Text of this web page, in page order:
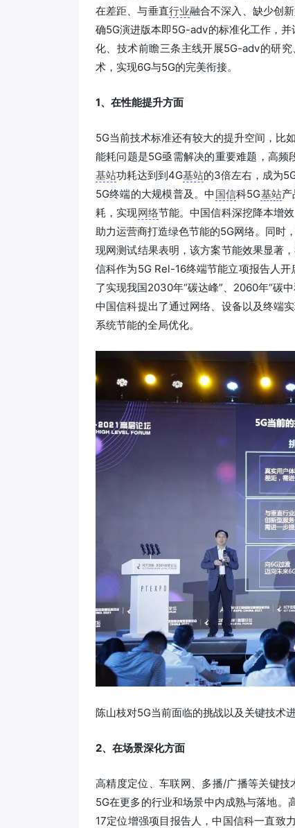
在差距、与垂直行业融合不深入、缺少创
确5G演进版本即5G-adv的标准化工作，
化、技术前瞻三条主线开展5G-adv的研
术，实现6G与5G的完美衔接。
1、在性能提升方面
5G当前技术标准还有较大的提升空间，比
能耗问题是5G亟需解决的重要难题，高
基站功耗达到到4G基站的3倍左右，成为
5G终端的大规模普及。中 国信科5G基站
耗，实现网络节能。中国信科深挖降本增
助力运营商打造绿色节能的5G网络。同时
现网测试结果表明，该方案节能效果显著
信科作为5G Rel-16终端节能立项报告人
了实现我国2030年“碳达峰”、2060年“碳
中国信科提出了通过网络、设备以及终端
系统节能的全局优化。
陈山枝对5G当前面临的挑战以及关键技术
2、在场景深化方面
高精度定位、车联网、多播/广播等关键
5G在更多的行业和场景中内成熟与落地
17定位增强项目报告人，中国信科一直致